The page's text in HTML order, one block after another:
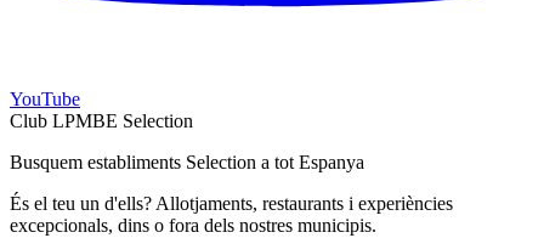
YouTube
Club LPMBE Selection
Busquem establiments Selection a tot Espanya
És el teu un d'ells? Allotjaments, restaurants i experiències
excepcionals, dins o fora dels nostres municipis.